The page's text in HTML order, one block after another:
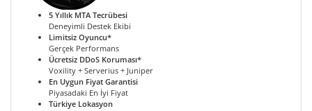
5 Yıllık MTA Tecrübesi
Deneyimli Destek Ekibi
Limitsiz Oyuncu*
Gerçek Performans
Ücretsiz DDoS Koruması*
Voxility + Serverius + Juniper
En Uygun Fiyat Garantisi
Piyasadaki En İyi Fiyat
Türkiye Lokasyon